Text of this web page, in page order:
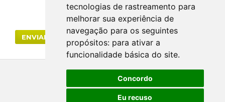
tecnologias de rastreamento para
melhorar sua experiência de
navegação para os seguintes
propósitos: para ativar a
funcionalidade básica do site.
Concordo
Eu recuso
ENVIAR SUBMISSÃO